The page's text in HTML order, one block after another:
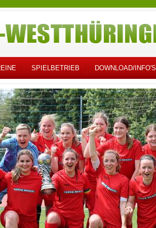
SPIELBETRIEB DOWNLOAD/INFO'S